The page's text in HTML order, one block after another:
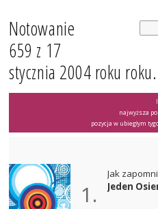
Notowanie
659 z 17
stycznia 2004 roku roku.
najwyższa
pozycja w ubiegłym
1.
Jak
Jeden